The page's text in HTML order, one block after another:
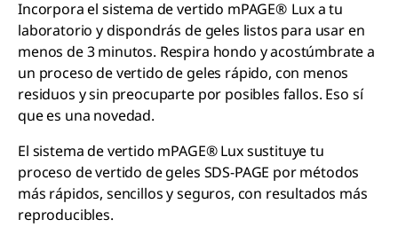
Incorpora el sistema de vertido mPAGE® Lux a tu
laboratorio y dispondrás de geles listos para usar en
menos de 3 minutos. Respira hondo y acostúmbrate a
un proceso de vertido de geles rápido, con menos
residuos y sin preocuparte por posibles fallos. Eso sí
que es una novedad.
El sistema de vertido mPAGE® Lux sustituye tu
proceso de vertido de geles SDS-PAGE por métodos
más rápidos, sencillos y seguros, con resultados más
reproducibles.